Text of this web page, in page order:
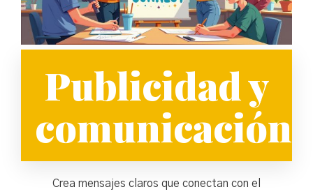
Publicidad y
comunicación
Crea mensajes claros que conectan con el